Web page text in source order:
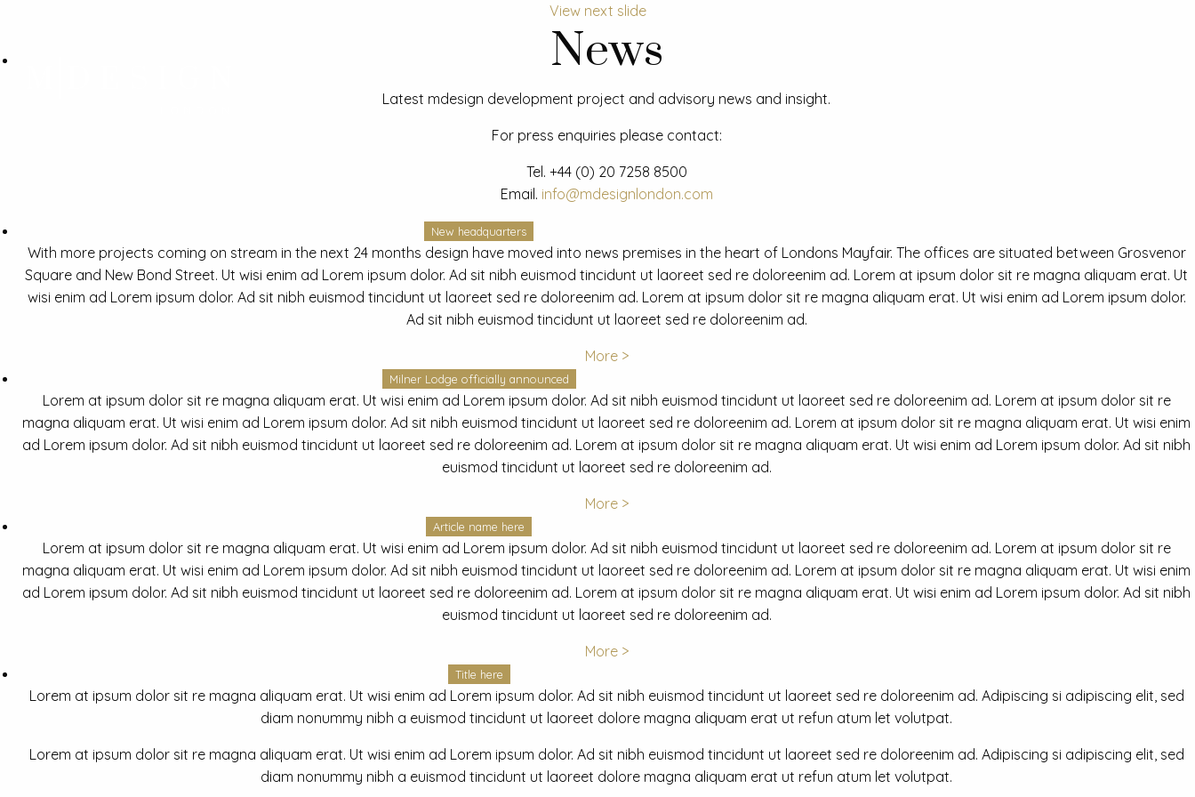
View next slide
News
Latest mdesign development project and advisory news and insight.
For press enquiries please contact:
Tel. +44 (0) 20 7258 8500
Email. info@mdesignlondon.com
New headquarters
With more projects coming on stream in the next 24 months design have moved into news premises in the heart of Londons Mayfair. The offices are situated between Grosvenor
Square and New Bond Street. Ut wisi enim ad Lorem ipsum dolor. Ad sit nibh euismod tincidunt ut laoreet sed re doloreenim ad. Lorem at ipsum dolor sit re magna aliquam erat. Ut
wisi enim ad Lorem ipsum dolor. Ad sit nibh euismod tincidunt ut laoreet sed re doloreenim ad. Lorem at ipsum dolor sit re magna aliquam erat. Ut wisi enim ad Lorem ipsum dolor.
Ad sit nibh euismod tincidunt ut laoreet sed re doloreenim ad.
More >
Milner Lodge officially announced
Lorem at ipsum dolor sit re magna aliquam erat. Ut wisi enim ad Lorem ipsum dolor. Ad sit nibh euismod tincidunt ut laoreet sed re doloreenim ad. Lorem at ipsum dolor sit re
magna aliquam erat. Ut wisi enim ad Lorem ipsum dolor. Ad sit nibh euismod tincidunt ut laoreet sed re doloreenim ad. Lorem at ipsum dolor sit re magna aliquam erat. Ut wisi enim
ad Lorem ipsum dolor. Ad sit nibh euismod tincidunt ut laoreet sed re doloreenim ad. Lorem at ipsum dolor sit re magna aliquam erat. Ut wisi enim ad Lorem ipsum dolor. Ad sit nibh
euismod tincidunt ut laoreet sed re doloreenim ad.
More >
Article name here
Lorem at ipsum dolor sit re magna aliquam erat. Ut wisi enim ad Lorem ipsum dolor. Ad sit nibh euismod tincidunt ut laoreet sed re doloreenim ad. Lorem at ipsum dolor sit re
magna aliquam erat. Ut wisi enim ad Lorem ipsum dolor. Ad sit nibh euismod tincidunt ut laoreet sed re doloreenim ad. Lorem at ipsum dolor sit re magna aliquam erat. Ut wisi enim
ad Lorem ipsum dolor. Ad sit nibh euismod tincidunt ut laoreet sed re doloreenim ad. Lorem at ipsum dolor sit re magna aliquam erat. Ut wisi enim ad Lorem ipsum dolor. Ad sit nibh
euismod tincidunt ut laoreet sed re doloreenim ad.
More >
Title here
Lorem at ipsum dolor sit re magna aliquam erat. Ut wisi enim ad Lorem ipsum dolor. Ad sit nibh euismod tincidunt ut laoreet sed re doloreenim ad. Adipiscing si adipiscing elit, sed
diam nonummy nibh a euismod tincidunt ut laoreet dolore magna aliquam erat ut refun atum let volutpat.
Lorem at ipsum dolor sit re magna aliquam erat. Ut wisi enim ad Lorem ipsum dolor. Ad sit nibh euismod tincidunt ut laoreet sed re doloreenim ad. Adipiscing si adipiscing elit, sed
diam nonummy nibh a euismod tincidunt ut laoreet dolore magna aliquam erat ut refun atum let volutpat.